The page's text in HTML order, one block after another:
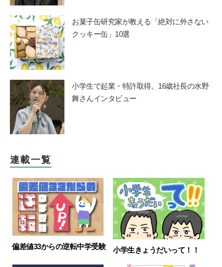
お菓子缶研究家が教える「絶対に外さない
クッキー缶」10選
小学生で起業・特許取得。16歳社長の水野
舞さんインタビュー
連載一覧
偏差値33からの逆転中学受験 小学生きょうだいって！！